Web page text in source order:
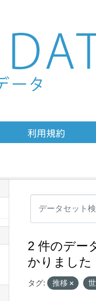
2 件のデー
かりました
タグ: 推移